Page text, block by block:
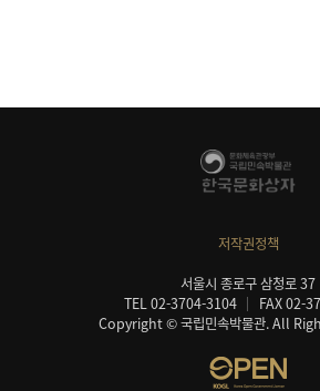
저작권정책
서울시 종로구 삼청로 37
TEL 02-3704-3104
FAX 02-
Copyright © 국립민속박물관. All